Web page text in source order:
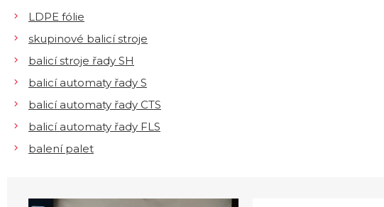
LDPE fólie
skupinové balicí stroje
balicí stroje řady SH
balicí automaty řady S
balicí automaty řady CTS
balicí automaty řady FLS
balení palet